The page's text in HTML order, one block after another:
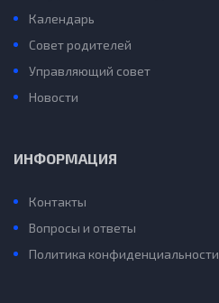
Календарь
Совет родителей
Управляющий совет
Новости
ИНФОРМАЦИЯ
Контакты
Вопросы и ответы
Политика конфиденциальности